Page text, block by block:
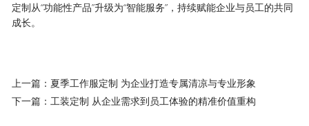
定制从“功能性产品”升级为“智能服务”，持续赋能企业与员工的共同
成长。
上一篇：夏季工作服定制 为企业打造专属清凉与专业形象
下一篇：工装定制 从企业需求到员工体验的精准价值重构